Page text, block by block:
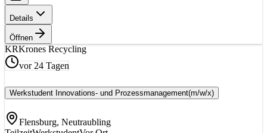
Details
Öffnen
KRKrones Recycling
vor 24 Tagen
Werkstudent Innovations- und Prozessmanagement(m/w/x)
Flensburg, Neutraubling